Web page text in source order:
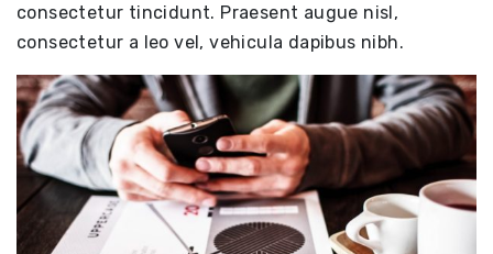
consectetur tincidunt. Praesent augue nisl,
consectetur a leo vel, vehicula dapibus nibh.